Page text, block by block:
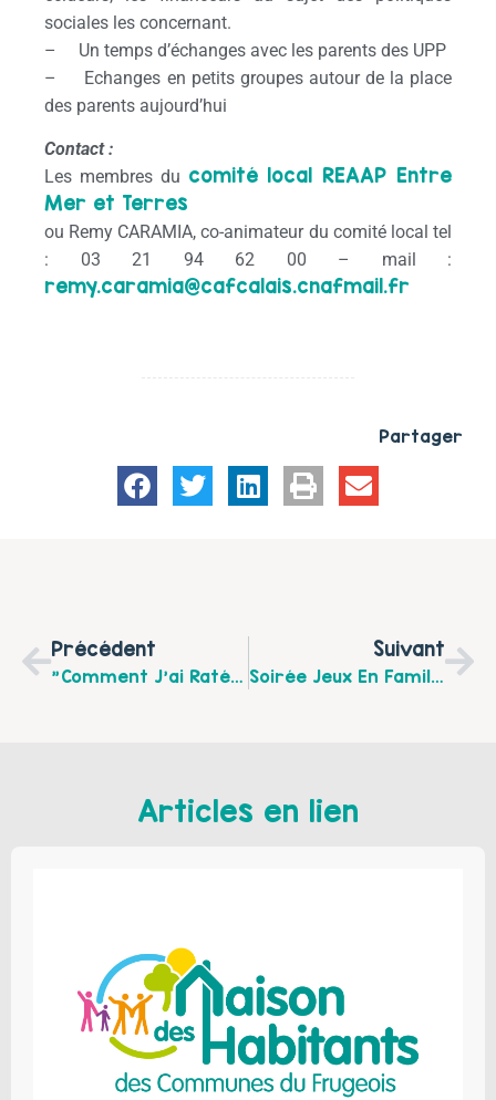
sociales les concernant.
– Un temps d’échanges avec les parents des UPP
– Echanges en petits groupes autour de la place
des parents aujourd’hui
Contact :
Les membres du comité local REAAP Entre
Mer et Terres
ou Remy CARAMIA, co-animateur du comité local tel
: 03 21 94 62 00 – mail :
remy.caramia@cafcalais.cnafmail.fr
Partager
Précédent
"comment J'ai Raté Mon Ascension Sociale", Le 14 Novembre À Beaurainville
Suivant
Soirée Jeux En Famille Le 15 Janvier À Preures
Articles en lien